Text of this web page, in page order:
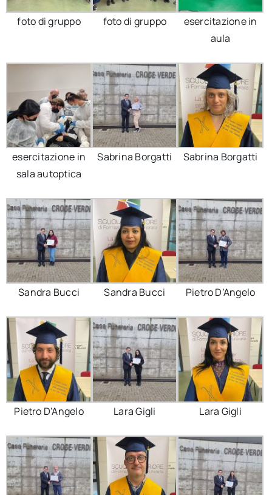
foto di gruppo foto di gruppo
esercitazione in
aula
esercitazione in
sala autoptica
Sabrina Borgatti Sabrina Borgatti
Sandra Bucci Sandra Bucci Pietro D’Angelo
Pietro D’Angelo Lara Gigli Lara Gigli